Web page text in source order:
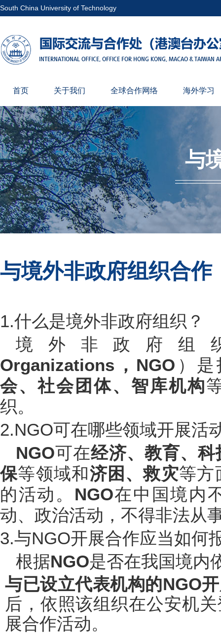
South China University of Technology
首页 关于我们 全球合作网络 海外学习
与
与境外非政府组织合作
1.什么是境外非政府组织？
境外非政府组
Organizations，NGO ）
会、社会团体、智库机构
织。
2.NGO可在哪些领域开展活
NGO可在经济、教育、
保等领域和济困、救灾等方
的活动。 NGO在中国境内
动、政治活动，不得非法从
3.与NGO开展合作应当如何
根据NGO是否在我国境内
与已设立代表机构的NGO
后，依照该组织在公安机
展合作活动。